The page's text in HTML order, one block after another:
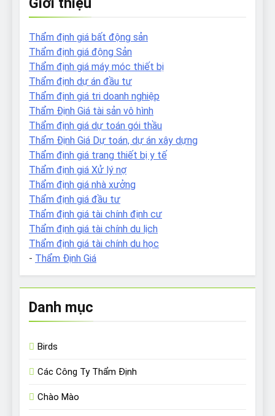
Thẩm định giá bất động sản
Thẩm định giá động Sản
Thẩm định giá máy móc thiết bị
Thẩm định dự án đầu tư
Thẩm định giá tri doanh nghiệp
Thẩm Định Giá tài sản vô hình
Thẩm định giá dự toán gói thầu
Thẩm Định Giá Dự toán, dự án xây dựng
Thẩm định giá trang thiết bị y tế
Thẩm định giá Xử lý nợ
Thẩm định giá nhà xưởng
Thẩm định giá đầu tư
Thẩm định giá tài chính định cư
Thẩm định giá tài chính du lịch
Thẩm định giá tài chính du học
- Thẩm Định Giá
Danh mục
Birds
Các Công Ty Thẩm Định
Chào Mào